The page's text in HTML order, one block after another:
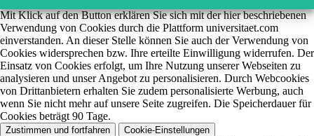
Mit Klick auf den Button erklären Sie sich mit der hier beschriebenen
Verwendung von Cookies durch die Plattform universitaet.com
einverstanden. An dieser Stelle können Sie auch der Verwendung von
Cookies widersprechen bzw. Ihre erteilte Einwilligung widerrufen. Der
Einsatz von Cookies erfolgt, um Ihre Nutzung unserer Webseiten zu
analysieren und unser Angebot zu personalisieren. Durch Webcookies
von Drittanbietern erhalten Sie zudem personalisierte Werbung, auch
wenn Sie nicht mehr auf unsere Seite zugreifen. Die Speicherdauer für
Cookies beträgt 90 Tage.
Zustimmen und fortfahren Cookie-Einstellungen